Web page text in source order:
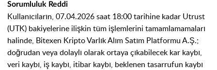
Sorumluluk Reddi
Kullanıcıların, 07.04.2026 saat 18:00 tarihine kadar Utrust
(UTK) bakiyelerine ilişkin tüm işlemlerini tamamlamamaları
halinde, Bitexen Kripto Varlık Alım Satım Platformu A.Ş.;
doğrudan veya dolaylı olarak ortaya çıkabilecek kar kaybı,
veri kaybı, iş kaybı, itibar kaybı, beklenen tasarrufun kaybı